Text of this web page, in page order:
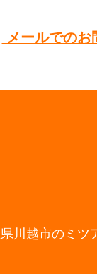
メールでのお
川越市のミツ